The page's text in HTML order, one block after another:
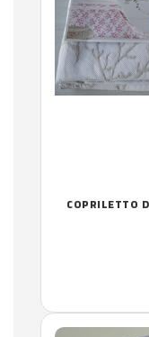
COPRILETTO